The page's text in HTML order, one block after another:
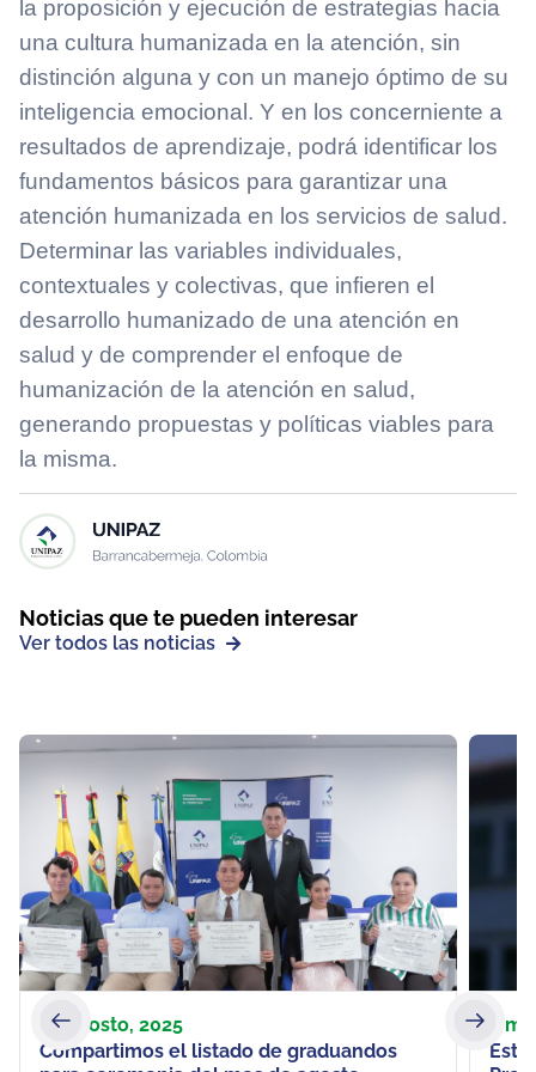
la proposición y ejecución de estrategias hacia
una cultura humanizada en la atención, sin
distinción alguna y con un manejo óptimo de su
inteligencia emocional. Y en los concerniente a
resultados de aprendizaje, podrá identificar los
fundamentos básicos para garantizar una
atención humanizada en los servicios de salud.
Determinar las variables individuales,
contextuales y colectivas, que infieren el
desarrollo humanizado de una atención en
salud y de comprender el enfoque de
humanización de la atención en salud,
generando propuestas y políticas viables para
la misma.
Noticias que te pueden interesar
Ver todos las noticias
22 agosto, 2025
Compartimos el listado de graduandos
7